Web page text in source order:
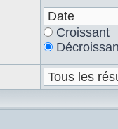
Croissant